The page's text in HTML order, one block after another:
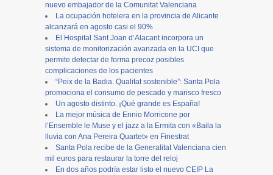
nuevo embajador de la Comunitat Valenciana
La ocupación hotelera en la provincia de Alicante
alcanzará en agosto casi el 90%
El Hospital Sant Joan d’Alacant incorpora un
sistema de monitorización avanzada en la UCI que
permite detectar de forma precoz posibles
complicaciones de los pacientes
“Peix de la Badia. Qualitat sostenible”: Santa Pola
promociona el consumo de pescado y marisco fresco
Un agosto distinto. ¡Qué grande es España!
La mejor música de Ennio Morricone por
l’Ensemble le Muse y el jazz a la Ermita con «Baila la
lluvia con Ana Pereira Quartet» en Finestrat
Santa Pola recibe de la Generalitat Valenciana cien
mil euros para restaurar la torre del reloj
En dos años podría estar listo el nuevo CEIP La